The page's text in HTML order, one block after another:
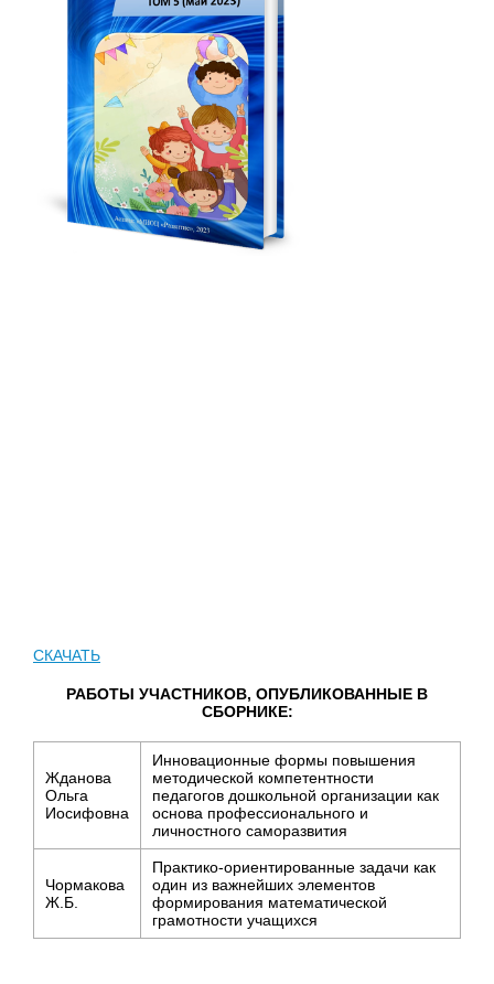
СКАЧАТЬ
РАБОТЫ УЧАСТНИКОВ, ОПУБЛИКОВАННЫЕ В
СБОРНИКЕ:
Жданова
Ольга
Иосифовна
Инновационные формы повышения
методической компетентности
педагогов дошкольной организации как
основа профессионального и
личностного саморазвития
Чормакова
Ж.Б.
Практико-ориентированные задачи как
один из важнейших элементов
формирования математической
грамотности учащихся